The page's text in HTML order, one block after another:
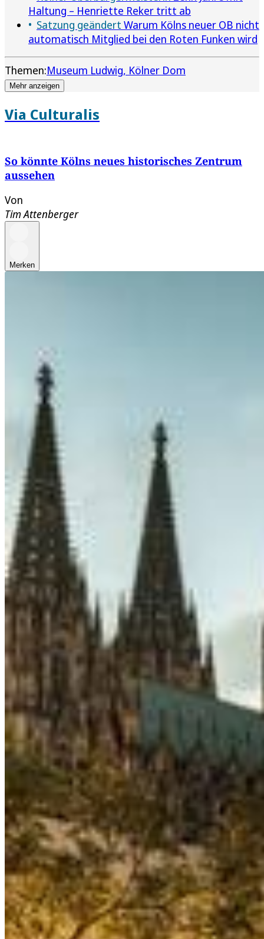
Haltung – Henriette Reker tritt ab
Satzung geändert Warum Kölns neuer OB nicht
automatisch Mitglied bei den Roten Funken wird
Themen:Museum Ludwig Kölner Dom
Mehr anzeigen
Via Culturalis
So könnte Kölns neues historisches Zentrum
aussehen
Von
Tim Attenberger
Merken